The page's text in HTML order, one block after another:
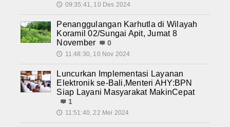
🕔 09:35:41, 10 Des 2024
Penanggulangan Karhutla di Wilayah
Koramil 02/Sungai Apit, Jumat 8
November
0
🕔 11:48:30, 10 Nov 2024
Luncurkan Implementasi Layanan
Elektronik se-Bali,Menteri AHY:BPN
Siap Layani Masyarakat MakinCepat
1
🕔 11:51:40, 22 Mei 2024